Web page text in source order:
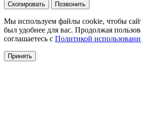
Скопировать Позвонить
Мы используем файлы cookie, чтобы
был удобнее для вас. Продолжая
соглашаетесь с Политикой
Принять